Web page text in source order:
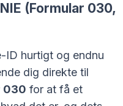
(Formular 030,
ID hurtigt og endnu
dig direkte til
030 for at få et